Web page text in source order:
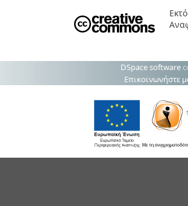
DSpace software
Επικοινωνήστε